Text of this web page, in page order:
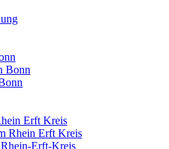
Bonn
Erft Kreis
Rhein Erft Kreis
Erft-Kreis